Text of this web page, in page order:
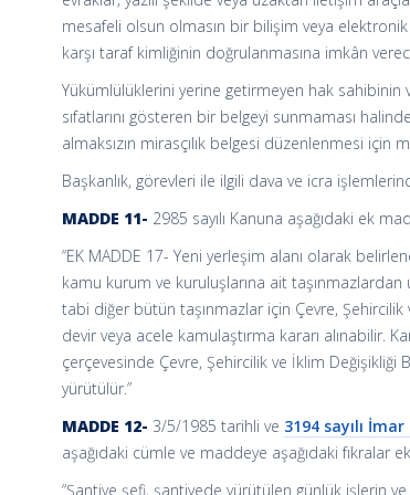
mesafeli olsun olmasın bir bilişim veya
karşı taraf kimliğinin doğrulanmasına imkân
Yükümlülüklerini yerine getirmeyen hak sahibinin
sıfatlarını gösteren bir belgeyi sunmaması
almaksızın mirasçılık belgesi düzenlenmesi
Başkanlık, görevleri ile ilgili dava ve icra
MADDE 11- 2985 sayılı Kanuna aşağıdaki ek
“EK MADDE 17- Yeni yerleşim alanı olarak
kamu kurum ve kuruluşlarına ait
tabi diğer bütün taşınmazlar için Çevre, Şehircilik
devir veya acele kamulaştırma kararı alınabilir.
çerçevesinde Çevre, Şehircilik ve İklim Değişikliği
yürütülür.”
MADDE 12- 3/5/1985 tarihli ve 3194 sayılı
aşağıdaki cümle ve maddeye aşağıdaki fıkralar
“Şantiye şefi, şantiyede yürütülen günlük işlerin ve